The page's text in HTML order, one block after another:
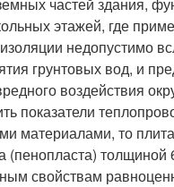
этажей, где
недопустимо
грунтовых вод, и
воздействия
показатели
материалами, то плита
(пенопласта) толщиной
свойствам